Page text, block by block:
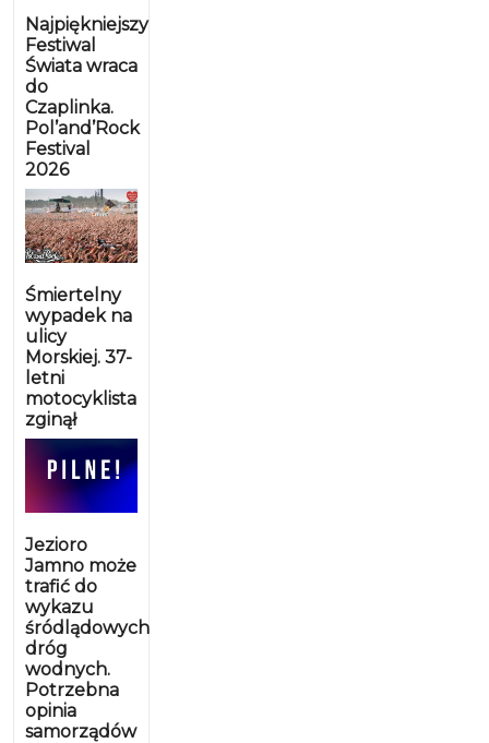
Najpiękniejszy
Festiwal
Świata wraca
do
Czaplinka.
Pol’and’Rock
Festival
2026
Śmiertelny
wypadek na
ulicy
Morskiej. 37-
letni
motocyklista
zginął
Jezioro
Jamno może
trafić do
wykazu
śródlądowych
dróg
wodnych.
Potrzebna
opinia
samorządów